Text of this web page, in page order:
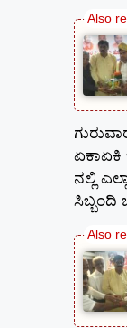
ಏಕಾಏಕಿ
ನಲ್ಲಿ
ಸಿಬ್ಬಂದಿ